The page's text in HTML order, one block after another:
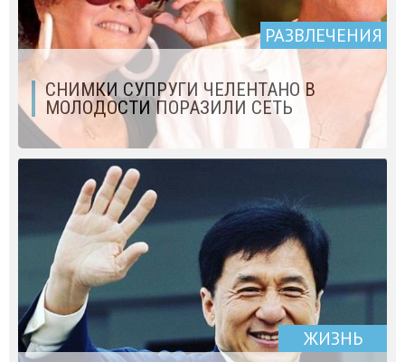
РАЗВЛЕЧЕНИЯ
СНИМКИ СУПРУГИ ЧЕЛЕНТАНО В
МОЛОДОСТИ ПОРАЗИЛИ СЕТЬ
ЖИЗНЬ